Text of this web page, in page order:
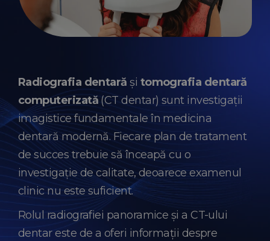
Radiografia dentară și tomografia dentară
computerizată(CT dentar) sunt investigații
imagistice fundamentale în medicina
dentară modernă. Fiecare plan de tratament
de succes trebuie să înceapă cu o
investigație de calitate, deoarece examenul
clinic nu este suficient.
Rolul radiografiei panoramice și a CT-ului
dentar este de a oferi informații despre